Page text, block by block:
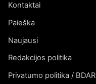
Kontaktai
Paieška
Naujausi
Redakcijos politika
Privatumo politika / BDAR